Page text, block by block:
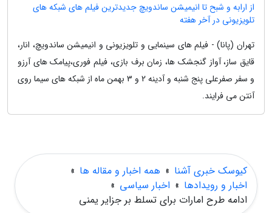
از ارابه و شبح تا انیمیشن ساندویچ جدیدترین فیلم های شبکه های
تلویزیونی در آخر هفته
تهران (پانا) - فیلم های سینمایی و تلویزیونی و انیمیشن ساندویچ، انار،
قایق ساز، آواز گنجشک ها، زمان برف بازی، فیلم فوری،پیامک های آرزو
و سفر صفرعلی پنج شنبه و آدینه 2 و 3 بهمن ماه از شبکه های سیما روی
آنتن می فرایند.
کیوسک خبری آشنا » همه اخبار و مقاله ها »
اخبار و رویدادها » اخبار سیاسی »
ادامه طرح امارات برای تسلط بر جزایر یمنی